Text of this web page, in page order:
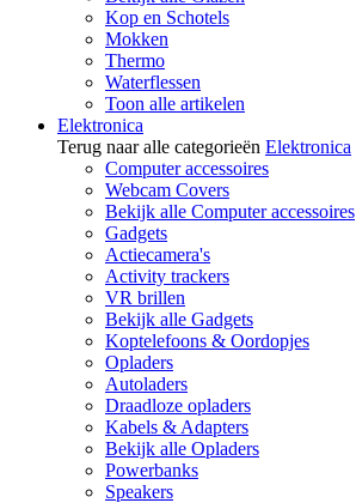
Kop en Schotels
Mokken
Thermo
Waterflessen
Toon alle artikelen
Elektronica
Terug naar alle categorieën Elektronica
Computer accessoires
Webcam Covers
Bekijk alle Computer accessoires
Gadgets
Actiecamera's
Activity trackers
VR brillen
Bekijk alle Gadgets
Koptelefoons & Oordopjes
Opladers
Autoladers
Draadloze opladers
Kabels & Adapters
Bekijk alle Opladers
Powerbanks
Speakers